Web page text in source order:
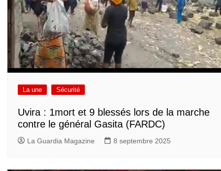
La une Sécurité
Uvira : 1mort et 9 blessés lors de la marche
contre le général Gasita (FARDC)
La Guardia Magazine 8 septembre 2025